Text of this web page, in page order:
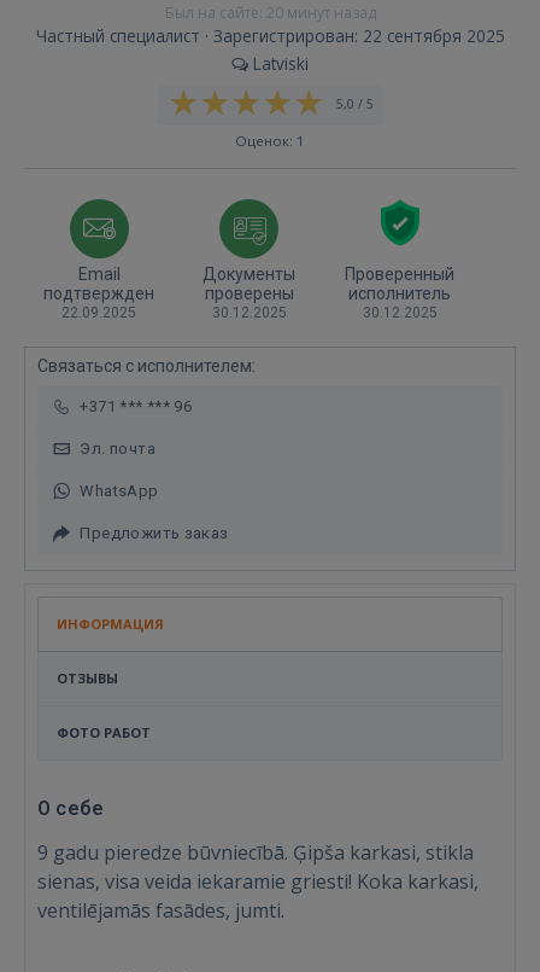
Был на сайте: 20 минут назад
Частный специалист · Зарегистрирован: 22 сентября 2025
Latviski
5,0 / 5
Оценок: 1
Email
подтвержден
22.09.2025
Документы
проверены
30.12.2025
Проверенный
исполнитель
30.12.2025
Связаться с исполнителем:
+371 *** *** 96
Эл. почта
WhatsApp
Предложить заказ
ИНФОРМАЦИЯ
ОТЗЫВЫ
ФОТО РАБОТ
О себе
9 gadu pieredze būvniecībā. Ģipša karkasi, stikla
sienas, visa veida iekaramie griesti! Koka karkasi,
ventilējamās fasādes, jumti.